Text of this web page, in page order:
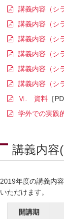
講義内容（シ
講義内容（シ
講義内容（シ
講義内容（シ
講義内容（シ
講義内容（シ
Ⅵ. 資料
学外での実践
講義内容
2019年度の講義内
いただけます。
開講期